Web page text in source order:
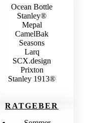
Ocean Bottle
Stanley®
Mepal
CamelBak
Seasons
Larq
SCX.design
Prixton
Stanley 1913®
RATGEBER